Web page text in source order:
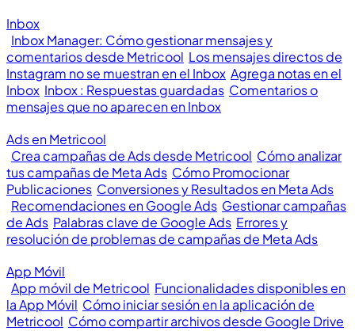
Inbox
Inbox Manager: Cómo gestionar mensajes y
comentarios desde Metricool Los mensajes directos de
Instagram no se muestran en el Inbox Agrega notas en el
Inbox Inbox : Respuestas guardadas Comentarios o
mensajes que no aparecen en Inbox
Ads en Metricool
Crea campañas de Ads desde Metricool Cómo analizar
tus campañas de Meta Ads Cómo Promocionar
Publicaciones Conversiones y Resultados en Meta Ads
Recomendaciones en Google Ads Gestionar campañas
de Ads Palabras clave de Google Ads Errores y
resolución de problemas de campañas de Meta Ads
App Móvil
App móvil de Metricool Funcionalidades disponibles en
la App Móvil Cómo iniciar sesión en la aplicación de
Metricool Cómo compartir archivos desde Google Drive